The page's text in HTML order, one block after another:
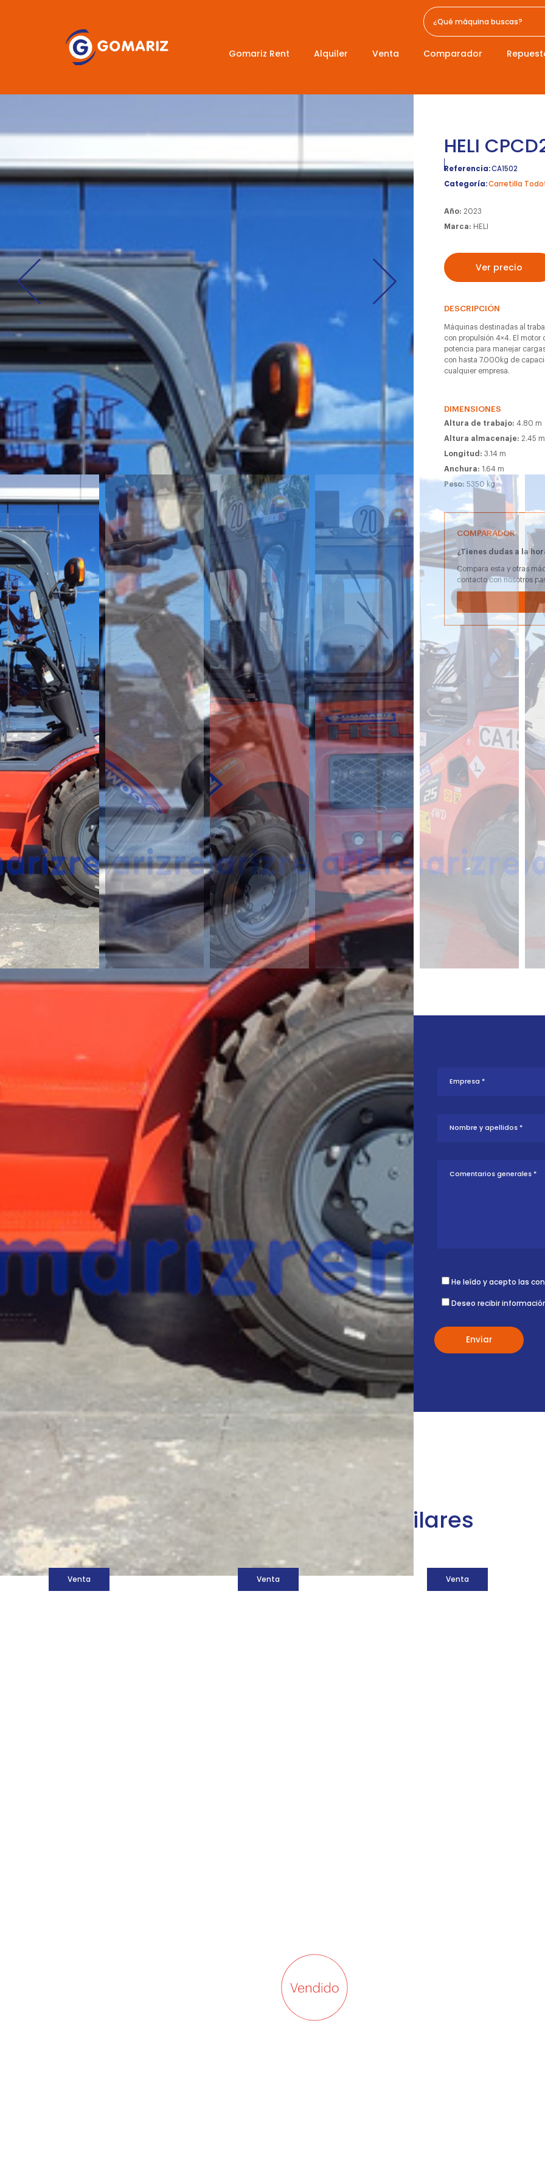
Gomariz Rent Alquiler Venta Comparador
HELI
Referencia:CA1502
Categoría:Carretilla
Año:2023
Marca: HELI
Ver precio
DESCRIPCIÓN
Máquinas destinadas al
con propulsión 4×4. El
potencia para manejar
con hasta 7.000kg de
cualquier empresa.
DIMENSIONES
Altura de trabajo:4.80 m
Altura almacenaje:2.45 m
Longitud:3.14 m
Anchura: 1.64 m
Peso:5350 kg
COMPARADOR
¿Tienes dudas a la
Compara esta y otras
contacto con nosotros
¿Te interesa
esta máquina?
Rellena este formulario y recibiremos tu solicitud sobre esta
máquina para ponernos en contacto directo contigo.
HELI CPCD25
He leído y acepto las
Deseo recibir
Máquinas similares
Venta Venta Venta